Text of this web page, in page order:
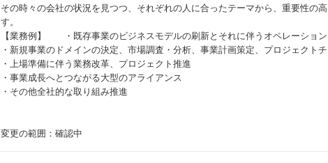
その時々の会社の状況を見つつ、それぞれの人に合ったテーマから、重要性の
す。
【業務例】 ・既存事業のビジネスモデルの刷新とそれに伴うオペレーショ
・新規事業のドメインの決定、市場調査・分析、事業計画策定、プロジェクト
・上場準備に伴う業務改革、プロジェクト推進
・事業成長へとつながる大型のアライアンス
・その他全社的な取り組み推進
変更の範囲：確認中